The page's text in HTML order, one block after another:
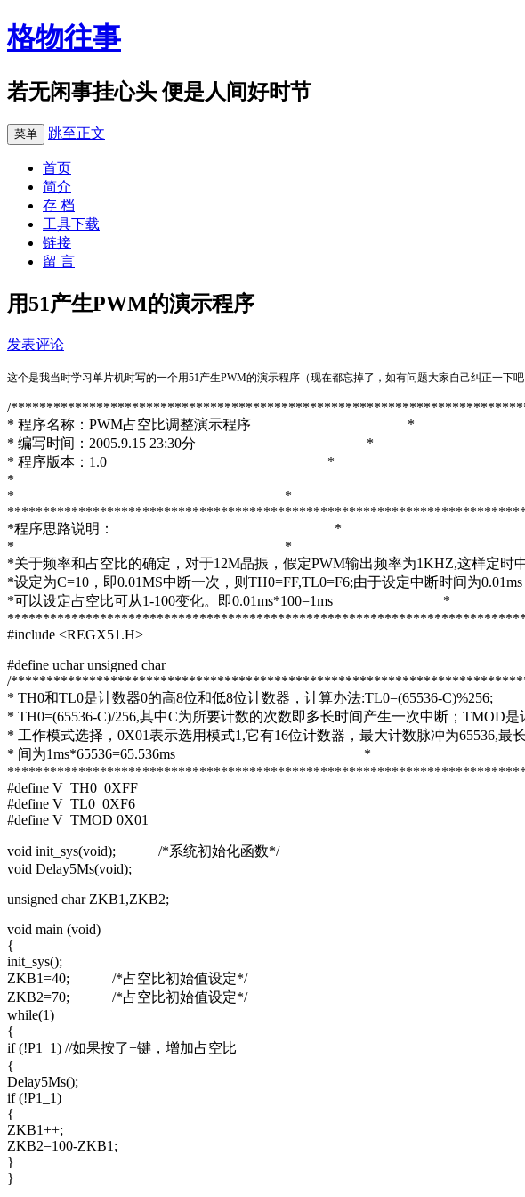
格物往事
若无闲事挂心头 便是人间好时节
菜单 跳至正文
首页
简介
存 档
工具下载
链接
留 言
用51产生PWM的演示程序
发表评论
这个是我当时学习单片机时写的一个用51产生PWM的演示程序（现在都忘掉了，如有问题大家自己纠正一下
/
* 程序名称：PWM占空比调整演示程序 *
* 编写时间：2005.9.15 23:30分 *
* 程序版本：1.0 *
*
* *
*程序思路说明： *
* *
*关于频率和占空比的确定，对于12M晶振，假定PWM输出频率为1KHZ,这样定时
*设定为C=10，即0.01MS中断一次，则TH0=FF,TL0=F6;由于设定中断时间为
*可以设定占空比可从1-100变化。即0.01ms*100=1ms *
#include <REGX51.H>
#define uchar unsigned char
/
* TH0和TL0是计数器0的高8位和低8位计数器，计算办法:TL0=(65536-C)%256;
* TH0=(65536-C)/256,其中C为所要计数的次数即多长时间产生一次中断；TMOD是
* 工作模式选择，0X01表示选用模式1,它有16位计数器，最大计数脉冲为65536,最
* 间为1ms*65536=65.536ms *
#define V_TH0 0XFF
#define V_TL0 0XF6
#define V_TMOD 0X01
void init_sys(void); /*系统初始化函数*/
void Delay5Ms(void);
unsigned char ZKB1,ZKB2;
void main (void)
{
init_sys();
ZKB1=40; /*占空比初始值设定*/
ZKB2=70; /*占空比初始值设定*/
while(1)
{
if (!P1_1) //如果按了+键，增加占空比
{
Delay5Ms();
if (!P1_1)
{
ZKB1++;
ZKB2=100-ZKB1;
}
}